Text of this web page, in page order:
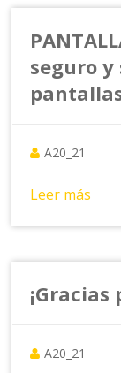
seguro y
A20_21
Leer más
A20_21